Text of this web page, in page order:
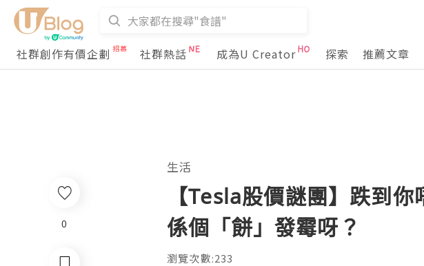
社群創作有價企劃
社群熱話 成為U Creator 探索 推薦文章
生活
【Tesla股價謎團】跌到
係個「餅」發霉呀？
瀏覽次數:233
0